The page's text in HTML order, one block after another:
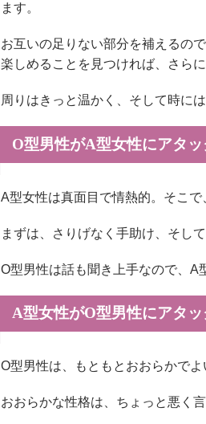
ます。
お互いの足りない部分を補えるの
楽しめることを見つければ、さら
周りはきっと温かく、そして時に
O型男性がA型女性にアタ
A型女性は真面目で情熱的。そこで
まずは、さりげなく手助け、そし
O型男性は話も聞き上手なので、A
A型女性がO型男性にアタ
O型男性は、もともとおおらかで
おおらかな性格は、ちょっと悪く